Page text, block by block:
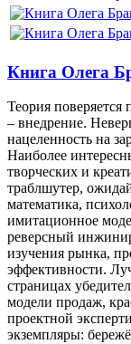
Книга Олега
Теория
– внедрение.
нацеленность на
Наиболее
творческих и
траблшутер,
математика,
имитационное
реверсный
изучения рынка,
эффективности.
страницах
модели продаж,
проектной
экземпляры: